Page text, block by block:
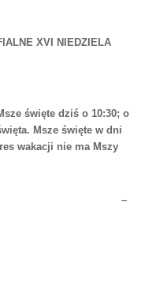
XVI NIEDZIELA
święte dziś o 10:30; o
Msze święte w dni
wakacji nie ma Mszy
–